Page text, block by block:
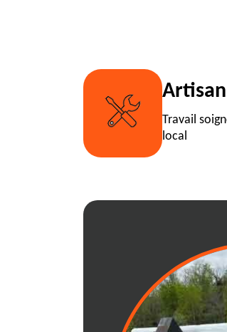
Artisan
Travail
local
tout
Opter pour